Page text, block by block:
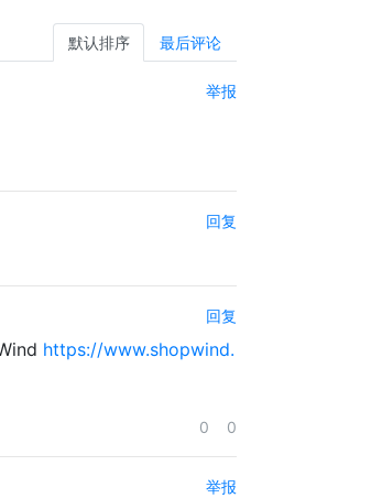
默认排序 最后评论
举报
回复
回复
https://www.shopwind.
0 0
举报